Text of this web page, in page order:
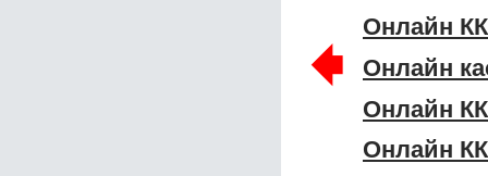
Онлайн
Онлайн
Онлайн
Онлайн
🠸